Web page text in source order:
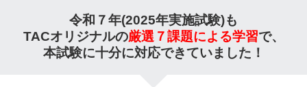
令和７年(2025年実施試験)も
TACオリジナルの厳選７課題による学習で、
本試験に十分に対応できていました！